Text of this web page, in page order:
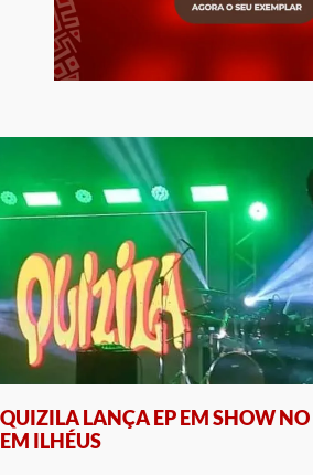
QUIZILA LANÇA EP EM SHOW
EM ILHÉUS